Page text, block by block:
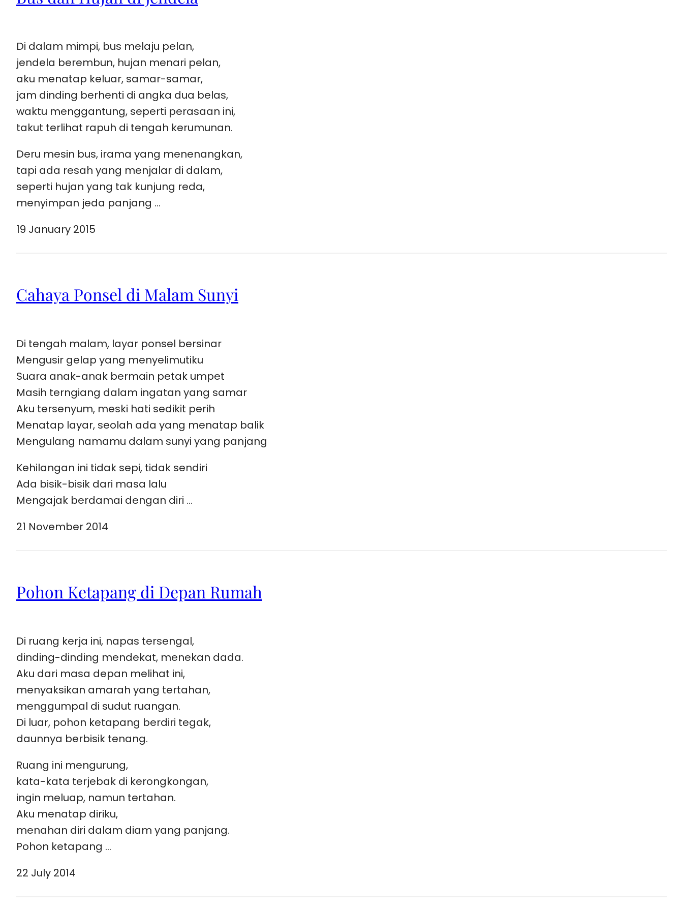
Di dalam mimpi, bus melaju pelan,
jendela berembun, hujan menari pelan,
aku menatap keluar, samar-samar,
jam dinding berhenti di angka dua belas,
waktu menggantung, seperti perasaan ini,
takut terlihat rapuh di tengah kerumunan.
Deru mesin bus, irama yang menenangkan,
tapi ada resah yang menjalar di dalam,
seperti hujan yang tak kunjung reda,
menyimpan jeda panjang …
19 January 2015
Cahaya Ponsel di Malam Sunyi
Di tengah malam, layar ponsel bersinar
Mengusir gelap yang menyelimutiku
Suara anak-anak bermain petak umpet
Masih terngiang dalam ingatan yang samar
Aku tersenyum, meski hati sedikit perih
Menatap layar, seolah ada yang menatap balik
Mengulang namamu dalam sunyi yang panjang
Kehilangan ini tidak sepi, tidak sendiri
Ada bisik-bisik dari masa lalu
Mengajak berdamai dengan diri …
21 November 2014
Pohon Ketapang di Depan Rumah
Di ruang kerja ini, napas tersengal,
dinding-dinding mendekat, menekan dada.
Aku dari masa depan melihat ini,
menyaksikan amarah yang tertahan,
menggumpal di sudut ruangan.
Di luar, pohon ketapang berdiri tegak,
daunnya berbisik tenang.
Ruang ini mengurung,
kata-kata terjebak di kerongkongan,
ingin meluap, namun tertahan.
Aku menatap diriku,
menahan diri dalam diam yang panjang.
Pohon ketapang …
22 July 2014